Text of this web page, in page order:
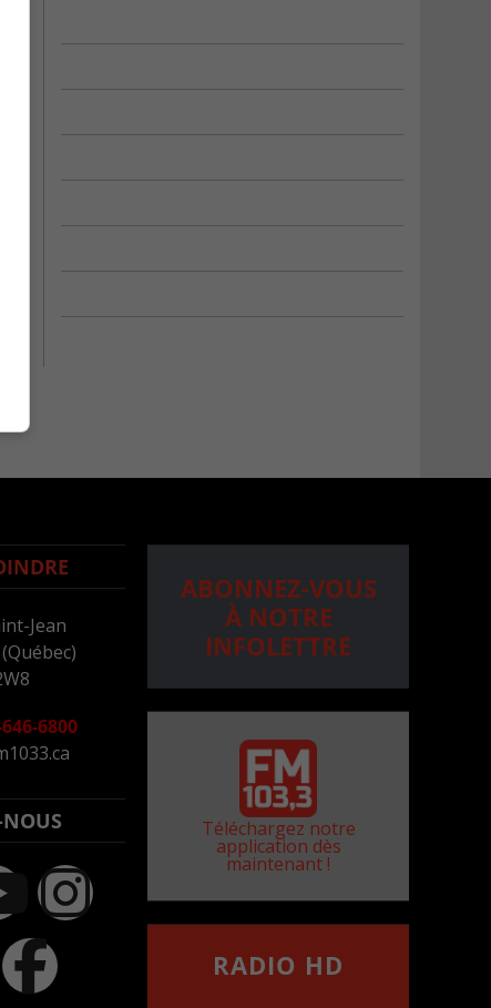
Jean
6800
ABONNEZ-VOUS
À NOTRE
INFOLETTRE
Téléchargez notre
application dès
maintenant !
RADIO HD